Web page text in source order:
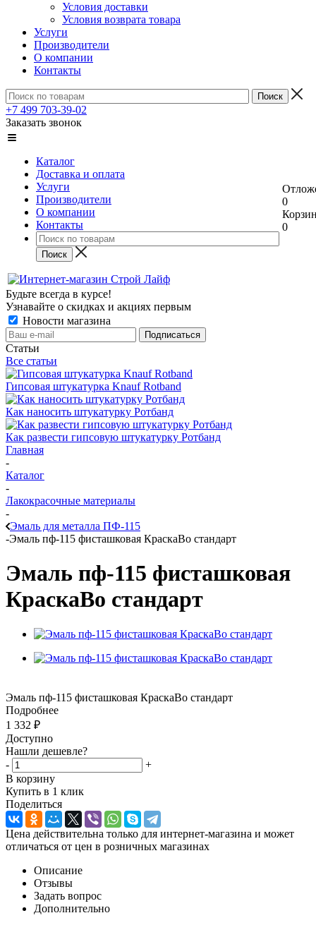
Условия доставки
Условия возврата товара
Услуги
Производители
О компании
Контакты
+7 499 703-39-02
Заказать звонок
Каталог
Доставка и оплата
Услуги
Производители
О компании
Контакты
0
0
Будьте всегда в курсе!
Узнавайте о скидках и акциях первым
Новости магазина
Статьи
Все статьи
Гипсовая штукатурка Knauf Rotband
Как наносить штукатурку Ротбанд
Как развести гипсовую штукатурку Ротбанд
Главная
-
Каталог
-
Лакокрасочные материалы
-
Эмаль для металла ПФ-115
-Эмаль пф-115 фисташковая КраскаВо стандарт
Эмаль пф-115 фисташковая
КраскаВо стандарт
Эмаль пф-115 фисташковая КраскаВо стандарт
Подробнее
1 332 ₽
Доступно
Нашли дешевле?
-
+
В корзину
Купить в 1 клик
Поделиться
Цена действительна только для интернет-магазина и может
отличаться от цен в розничных магазинах
Описание
Отзывы
Задать вопрос
Дополнительно